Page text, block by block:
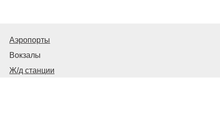
Аэропорты
Вокзалы
Ж/д станции